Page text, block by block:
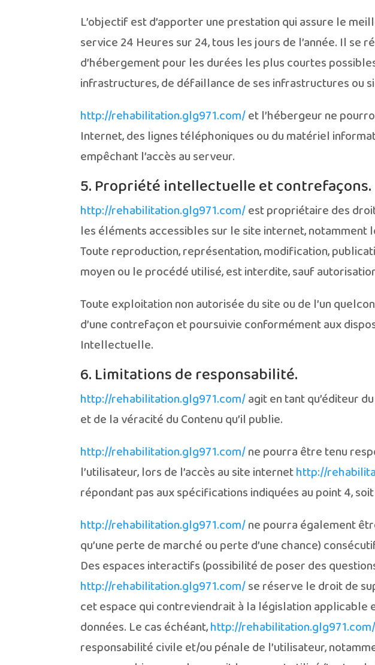
L’objectif est d’apporter une prestation qui assure le
service 24 Heures sur 24, tous les jours de l’année. Il
d’hébergement pour les durées les plus courtes
infrastructures, de défaillance de ses infrastructures ou
http://rehabilitation.glg971.com/et l’hébergeur ne
Internet, des lignes téléphoniques ou du matériel
empêchant l’accès au serveur.
5. Propriété intellectuelle et contrefaçons.
http://rehabilitation.glg971.com/est propriétaire des
les éléments accessibles sur le site internet, notamment
Toute reproduction, représentation, modification,
moyen ou le procédé utilisé, est interdite, sauf
Toute exploitation non autorisée du site ou de l’un
d’une contrefaçon et poursuivie conformément aux
Intellectuelle.
6. Limitations de responsabilité.
http://rehabilitation.glg971.com/agit en tant qu’éditeur
et de la véracité du Contenu qu’il publie.
http://rehabilitation.glg971.com/ne pourra être tenu
l’utilisateur, lors de l’accès au site internethttp://
répondant pas aux spécifications indiquées au point 4,
http://rehabilitation.glg971.com/ne pourra également
qu’une perte de marché ou perte d’une chance)
Des espaces interactifs (possibilité de poser des
http://rehabilitation.glg971.com/se réserve le droit de
cet espace qui contreviendrait à la législation
données. Le cas échéant,http://rehabilitation.glg971.com/
responsabilité civile et/ou pénale de l’utilisateur,